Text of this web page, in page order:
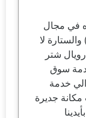
في مجال
لا
رويال شتر
سوق
خدمة
جديرة